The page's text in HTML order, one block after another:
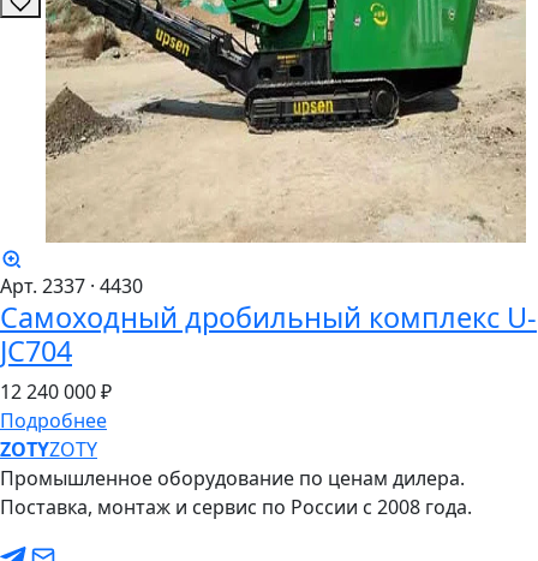
Арт. 2337 · 4430
Самоходный дробильный комплекс U-
JC704
12240000 ₽
Подробнее
ZOTYZOTY
Промышленное оборудование по ценам дилера.
Поставка, монтаж и сервис по России с 2008 года.